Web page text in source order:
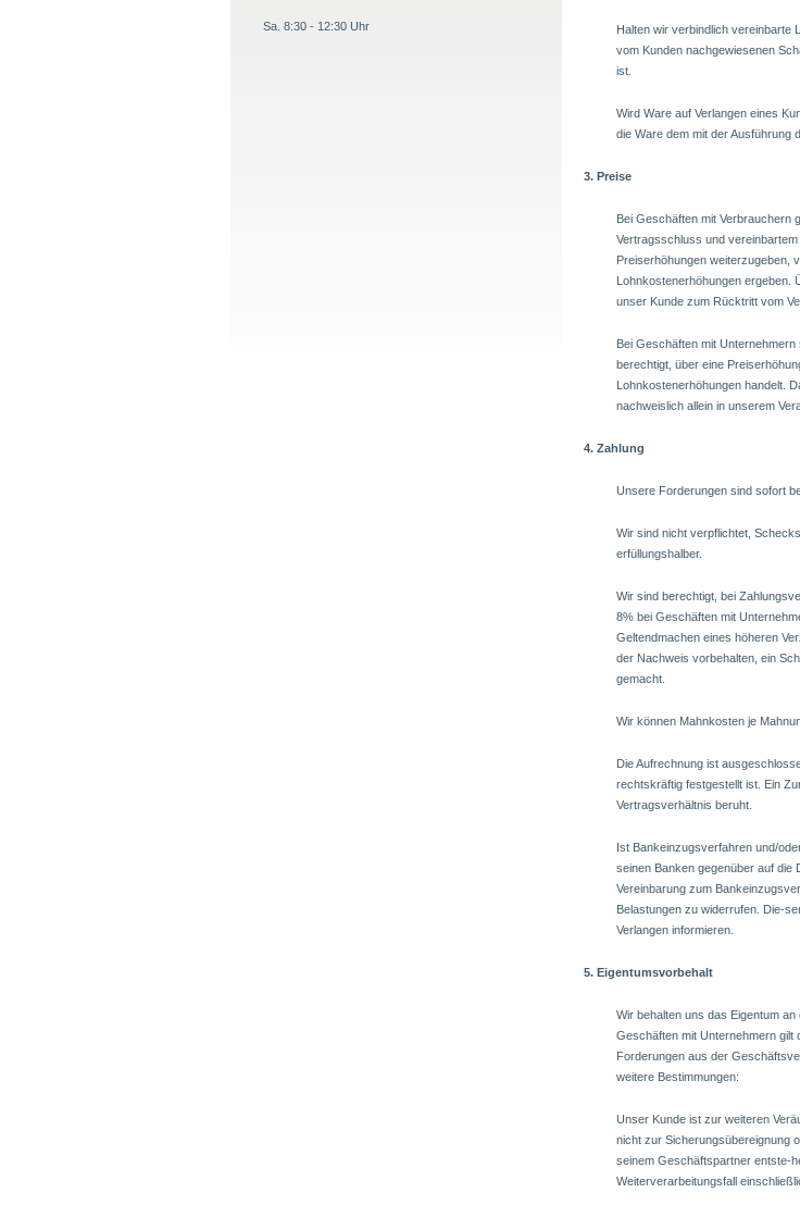
Sa. 8:30 - 12:30 Uhr
Halten wir verbindlich vereinbarte
vom Kunden nachgewiesenen
ist.
Wird Ware auf Verlangen eines
die Ware dem mit der Ausführung
3. Preise
Bei Geschäften mit Verbrauchern
Vertragsschluss und
Preiserhöhungen weiterzugeben,
Lohnkostenerhöhungen ergeben.
unser Kunde zum Rücktritt vom
Bei Geschäften mit
berechtigt, über eine
Lohnkostenerhöhungen handelt.
nachweislich allein in unserem
4. Zahlung
Unsere Forderungen sind sofort
Wir sind nicht verpflichtet,
erfüllungshalber.
Wir sind berechtigt, bei
8% bei Geschäften mit
Geltendmachen eines höheren
der Nachweis vorbehalten, ein
gemacht.
Wir können Mahnkosten je
Die Aufrechnung ist
rechtskräftig festgestellt ist. Ein
Vertragsverhältnis beruht.
Ist Bankeinzugsverfahren und/
seinen Banken gegenüber auf
Vereinbarung zum
Belastungen zu widerrufen. Die-
Verlangen informieren.
5. Eigentumsvorbehalt
Wir behalten uns das Eigentum
Geschäften mit Unternehmern gilt
Forderungen aus der
weitere Bestimmungen:
Unser Kunde ist zur weiteren
nicht zur Sicherungsübereignung
seinem Geschäftspartner entste-
Weiterverarbeitungsfall